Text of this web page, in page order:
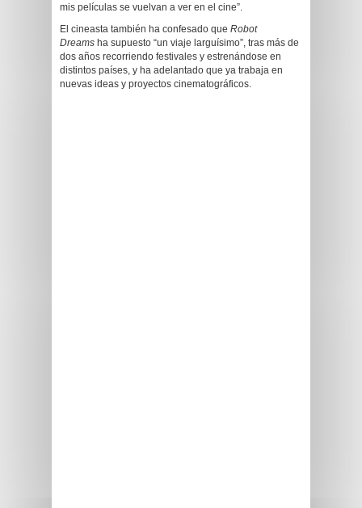
mis películas se vuelvan a ver en el cine”.
El cineasta también ha confesado que Robot
Dreams ha supuesto “un viaje larguísimo”, tras más de
dos años recorriendo festivales y estrenándose en
distintos países, y ha adelantado que ya trabaja en
nuevas ideas y proyectos cinematográficos.